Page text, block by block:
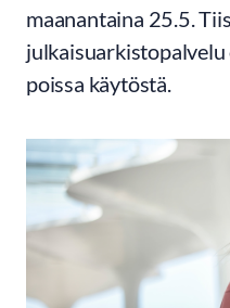
maanantaina 25.5.
julkaisuarkistopalvelu
poissa käytöstä.